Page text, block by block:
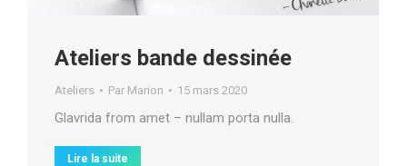
Ateliers bande dessinée
Ateliers Par Marion 15 mars 2020
Glavrida from amet – nullam porta nulla.
Lire la suite